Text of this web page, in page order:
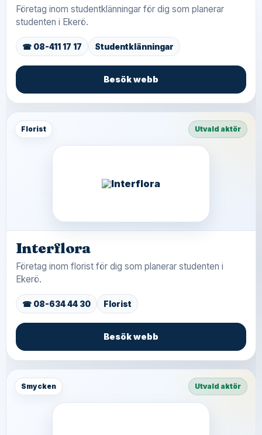
Företag inom studentklänningar för dig som planerar
studenten i Ekerö.
☎ 08-411 17 17 Studentklänningar
Besök webb
Florist Utvald aktör
Interflora
Företag inom florist för dig som planerar studenten i
Ekerö.
☎ 08-634 44 30 Florist
Besök webb
Smycken Utvald aktör